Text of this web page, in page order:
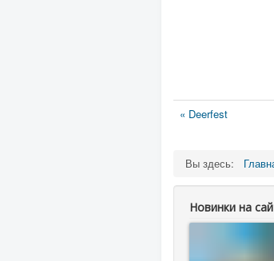
« Deerfest
Вы здесь:
Новинки на